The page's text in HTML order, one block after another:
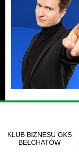
KLUB BIZNESU GKS
BEŁCHATÓW